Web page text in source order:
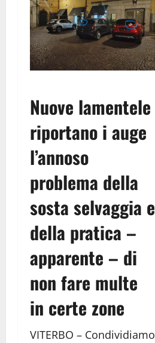
Nuove lamentele
riportano i auge
l’annoso
problema della
sosta selvaggia e
della pratica –
apparente – di
non fare multe
in certe zone
VITERBO – Condividiamo